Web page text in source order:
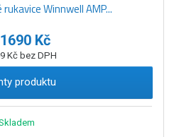
Winnwell AMP...
1690 Kč
Kč bez DPH
produktu